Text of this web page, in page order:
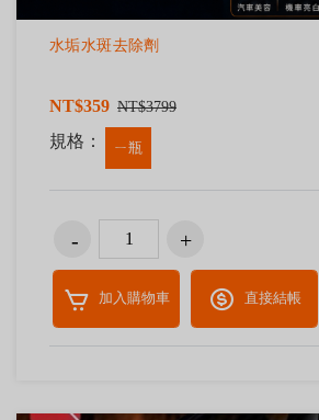
水垢水斑去除劑
NT$359 NT$3799
規格： ㄧ瓶
加入購物車 直接結帳